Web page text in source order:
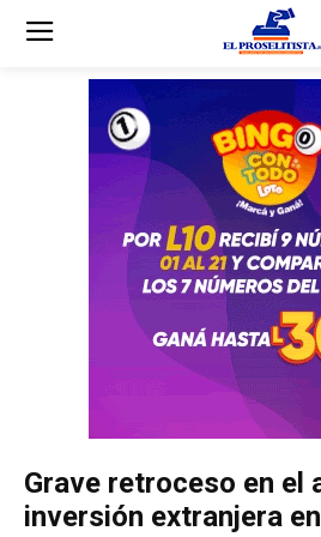
Partidos Políticos
Partido Liberal
Unificación Democrática
Anticorrupción
Partidos Políticos
Partido Liberal
Unificación Democrática
Anticorrupción
Grave retroceso en el
inversión extranjera